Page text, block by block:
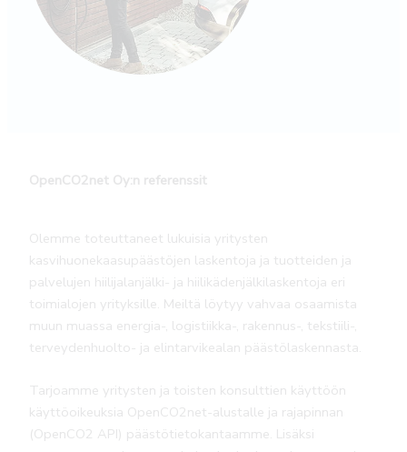
OpenCO2net Oy:n referenssit
Olemme toteuttaneet lukuisia yritysten
kasvihuonekaasupäästöjen laskentoja ja tuotteiden ja
palvelujen hiilijalanjälki- ja hiilikädenjälkilaskentoja eri
toimialojen yrityksille. Meiltä löytyy vahvaa osaamista
muun muassa energia-, logistiikka-, rakennus-, tekstiili-,
terveydenhuolto- ja elintarvikealan päästölaskennasta.
Tarjoamme yritysten ja toisten konsulttien käyttöön
käyttöoikeuksia OpenCO2net-alustalle ja rajapinnan
(OpenCO2 API) päästötietokantaamme. Lisäksi